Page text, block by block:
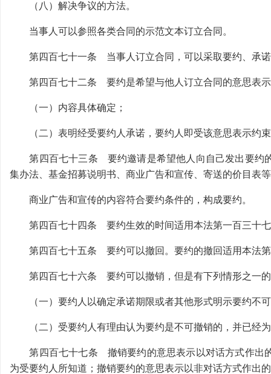
（八）解决争议的方法。
当事人可以参照各类合同的示范文本订立合同。
第四百七十一条 当事人订立合同，可以采取要约、承诺
第四百七十二条 要约是希望与他人订立合同的意思表示
（一）内容具体确定；
（二）表明经受要约人承诺，要约人即受该意思表示约
第四百七十三条 要约邀请是希望他人向自己发出要约的
集办法、基金招募说明书、商业广告和宣传、寄送的价目表
商业广告和宣传的内容符合要约条件的，构成要约。
第四百七十四条 要约生效的时间适用本法第一百三十七
第四百七十五条 要约可以撤回。要约的撤回适用本法第
第四百七十六条 要约可以撤销，但是有下列情形之一的
（一）要约人以确定承诺期限或者其他形式明示要约不
（二）受要约人有理由认为要约是不可撤销的，并已经为
第四百七十七条 撤销要约的意思表示以对话方式作出的
为受要约人所知道；撤销要约的意思表示以非对话方式作出